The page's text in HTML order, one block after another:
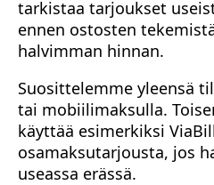
tarkistaa tarjoukset
ennen ostosten
halvimman hinnan.
Suosittelemme yleensä
tai mobiilimaksulla.
käyttää esimerkiksi
osamaksutarjousta, jos
useassa erässä.